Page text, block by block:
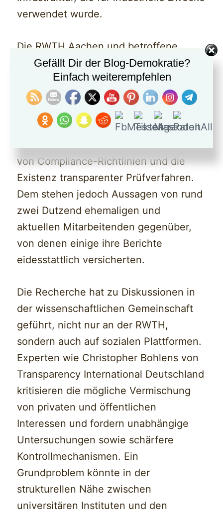
verwendet wurde.
Die RWTH Aachen und betroffene
Professoren wiesen die
Anschuldigungen von CORRECTIV
zurück und betonten, dass klare
Trennungen zwischen universitärer
Forschung und privaten Interessen
von Compliance-Richtlinien und die
Existenz transparenter Prüfverfahren.
Dem stehen jedoch Aussagen von rund
zwei Dutzend ehemaligen und
aktuellen Mitarbeitenden gegenüber,
von denen einige ihre Berichte
eidesstattlich versicherten.
Die Recherche hat zu Diskussionen in
der wissenschaftlichen Gemeinschaft
geführt, nicht nur an der RWTH,
sondern auch auf sozialen Plattformen.
Experten wie Christopher Bohlens von
Transparency International Deutschland
kritisieren die mögliche Vermischung
von privaten und öffentlichen
Interessen und fordern unabhängige
Untersuchungen sowie schärfere
Kontrollmechanismen. Ein
Grundproblem könnte in der
strukturellen Nähe zwischen
universitären Instituten und den
Gefällt Dir der Blog-Demokratie?
Einfach weiterempfehlen